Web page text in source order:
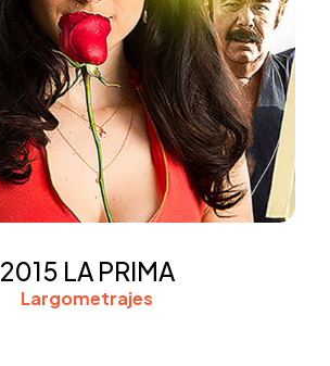
2015 LA PRIMA
Largometrajes